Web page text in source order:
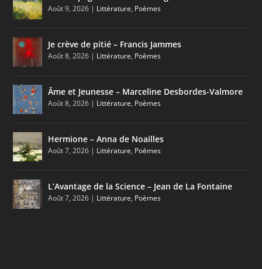
Août 9, 2026 | Littérature, Poèmes
Je crève de pitié – Francis Jammes
Août 8, 2026 | Littérature, Poèmes
Âme et Jeunesse – Marceline Desbordes-Valmore
Août 8, 2026 | Littérature, Poèmes
Hermione – Anna de Noailles
Août 7, 2026 | Littérature, Poèmes
L’Avantage de la Science – Jean de La Fontaine
Août 7, 2026 | Littérature, Poèmes